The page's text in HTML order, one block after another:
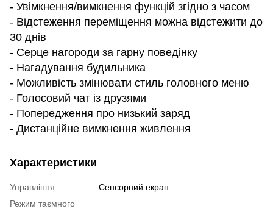
- Увімкнення/вимкнення функцій згідно з часом
- Відстеження переміщення можна відстежити до
30 днів
- Серце нагороди за гарну поведінку
- Нагадування будильника
- Можливість змінювати стиль головного меню
- Голосовий чат із друзями
- Попередження про низький заряд
- Дистанційне вимкнення живлення
Характеристики
Управління
Сенсорний екран
Режим таємного